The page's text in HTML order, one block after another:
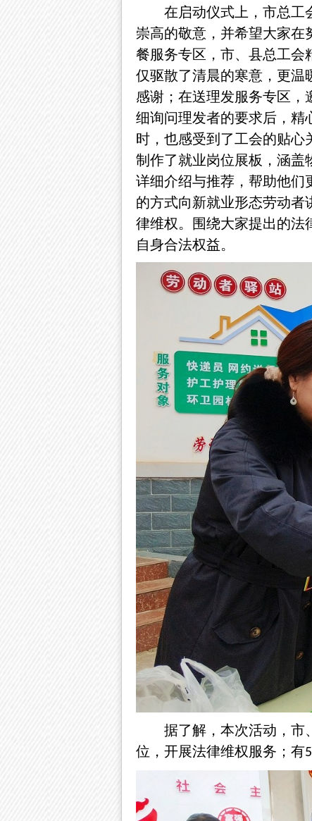
在启动仪式上， 市总工
崇高的敬意，并希望大家
餐服务专区，市、县总工会
仅驱散了清晨的寒意，更温
感谢 ；在送理发服务专区，
细询问理发者的要求后，精
时，也感受到了工会的贴心
制作了就业岗位展板，涵盖
详细介绍与推荐，帮助他们
的方式向新就业形态劳动
律维权。围绕大家提出的法
自身合法权益。
据了解，本次活动，市
位，开展法律维权服务；有